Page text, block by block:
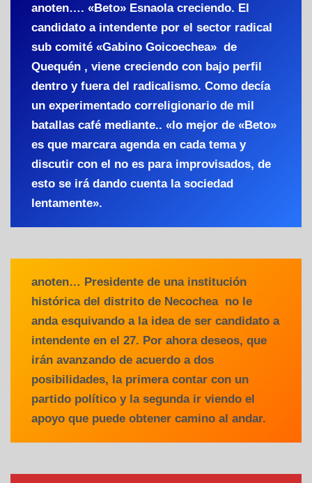
anoten…. «Beto» Esnaola creciendo. El
candidato a intendente por el sector radical
sub comité «Gabino Goicoechea» de
Quequén , viene creciendo con bajo perfil
dentro y fuera del radicalismo. Como decía
un experimentado correligionario de mil
batallas café mediante.. «lo mejor de «Beto»
es que marcara agenda en cada tema y
discutir con el no es para improvisados, de
esto se irá dando cuenta la sociedad
lentamente».
anoten… Presidente de una institución
histórica del distrito de Necochea no le
anda esquivando a la idea de ser candidato a
intendente en el 27. Por ahora deseos, que
irán avanzando de acuerdo a dos
posibilidades, la primera contar con un
partido político y la segunda ir viendo el
apoyo que puede obtener camino al andar.